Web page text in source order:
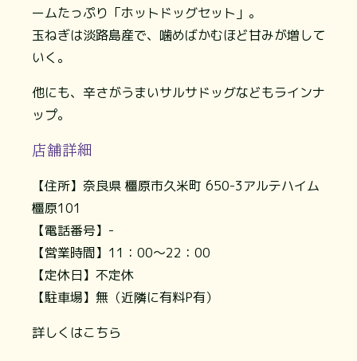
ームたっぷり「ホットドッグセット」。
玉ねぎは淡路島産で、噛めばかむほど甘みが増して
いく。
他にも、辛さがうまいサルサドッグなどもラインナ
ップ。
店舗詳細
【住所】奈良県 橿原市久米町 650-3アルテハイム
橿原101
【電話番号】-
【営業時間】11：00〜22：00
【定休日】不定休
【駐車場】無（近隣に有料P有）
詳しくはこちら